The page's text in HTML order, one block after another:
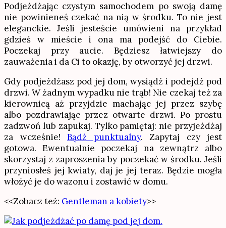
Podjeżdżając czystym samochodem po swoją damę
nie powinieneś czekać na nią w środku. To nie jest
eleganckie. Jeśli jesteście umówieni na przykład
gdzieś w mieście i ona ma podejść do Ciebie.
Poczekaj przy aucie. Będziesz łatwiejszy do
zauważenia i da Ci to okazję, by otworzyć jej drzwi.
Gdy podjeżdżasz pod jej dom, wysiądź i podejdź pod
drzwi. W żadnym wypadku nie trąb! Nie czekaj też za
kierownicą aż przyjdzie machając jej przez szybę
albo pozdrawiając przez otwarte drzwi. Po prostu
zadzwoń lub zapukaj. Tylko pamiętaj: nie przyjeżdżaj
za wcześnie! Bądź punktualny. Zapytaj czy jest
gotowa. Ewentualnie poczekaj na zewnątrz albo
skorzystaj z zaproszenia by poczekać w środku. Jeśli
przyniosłeś jej kwiaty, daj je jej teraz. Będzie mogła
włożyć je do wazonu i zostawić w domu.
<<Zobacz też: Gentleman a kobiety>>